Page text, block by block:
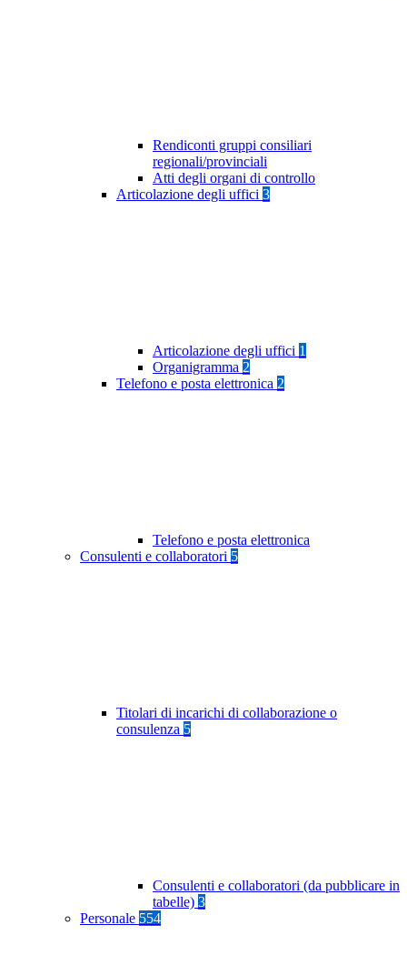
Rendiconti gruppi consiliari
regionali/provinciali
Atti degli organi di controllo
Articolazione degli uffici 3
Articolazione degli uffici 1
Organigramma 2
Telefono e posta elettronica 2
Telefono e posta elettronica
Consulenti e collaboratori 5
Titolari di incarichi di collaborazione o
consulenza 5
Consulenti e collaboratori (da pubblicare in
tabelle) 3
Personale 554